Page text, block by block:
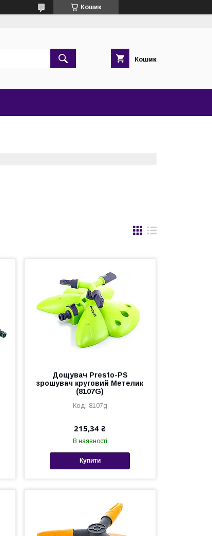
Кошик
Кошик
Дощувач Presto-PS
зрошувач круговий Метелик
(8107G)
8107g
215,34 ₴
В наявності
Купити